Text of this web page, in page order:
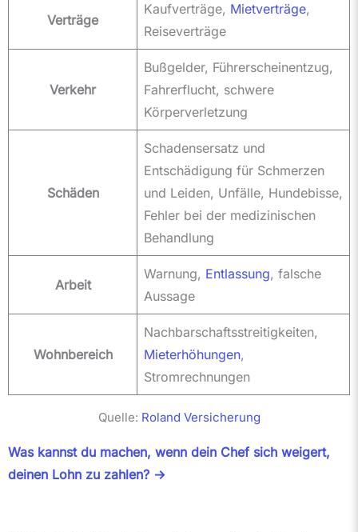
Verträge
Kaufverträge, Mietverträge,
Reiseverträge
Verkehr
Bußgelder, Führerscheinentzug,
Fahrerflucht, schwere
Körperverletzung
Schäden
Schadensersatz und
Entschädigung für Schmerzen
und Leiden, Unfälle, Hundebisse,
Fehler bei der medizinischen
Behandlung
Arbeit
Warnung, Entlassung, falsche
Aussage
Wohnbereich
Nachbarschaftsstreitigkeiten,
Mieterhöhungen,
Stromrechnungen
Quelle: Roland Versicherung
Was kannst du machen, wenn dein Chef sich weigert,
deinen Lohn zu zahlen? ->